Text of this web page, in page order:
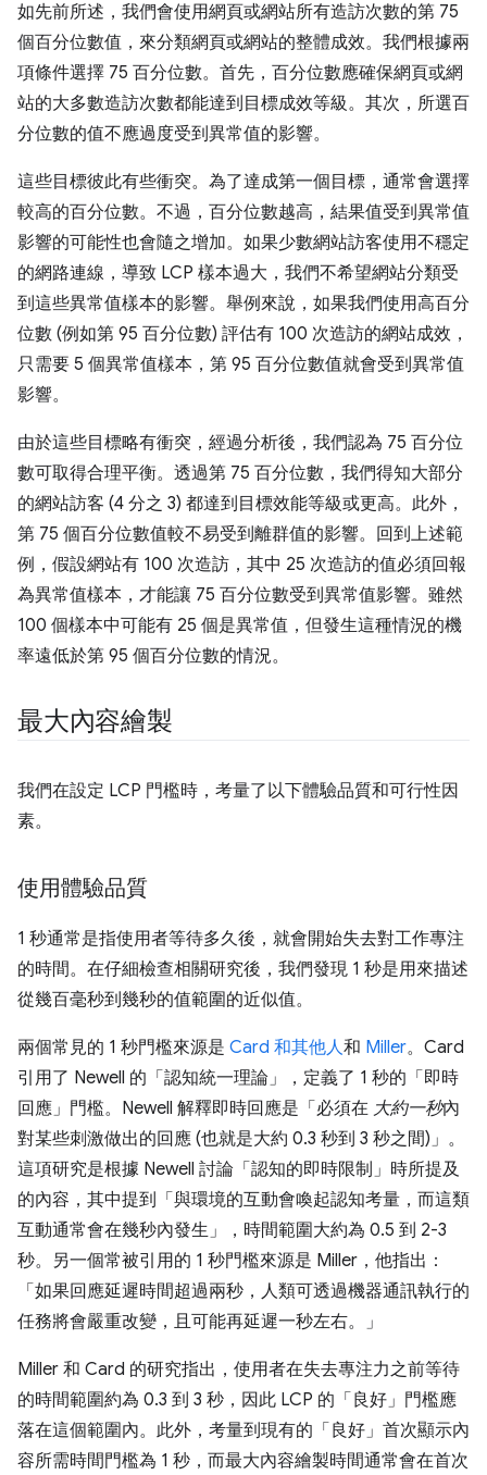
如先前所述，我們會使用網頁或網站所有造訪次數的第 75
個百分位數值，來分類網頁或網站的整體成效。我們根據兩
項條件選擇 75 百分位數。首先，百分位數應確保網頁或網
站的大多數造訪次數都能達到目標成效等級。其次，所選百
分位數的值不應過度受到異常值的影響。
這些目標彼此有些衝突。為了達成第一個目標，通常會選擇
較高的百分位數。不過，百分位數越高，結果值受到異常值
影響的可能性也會隨之增加。如果少數網站訪客使用不穩定
的網路連線，導致 LCP 樣本過大，我們不希望網站分類受
到這些異常值樣本的影響。舉例來說，如果我們使用高百分
位數 (例如第 95 百分位數) 評估有 100 次造訪的網站成效，
只需要 5 個異常值樣本，第 95 百分位數值就會受到異常值
影響。
由於這些目標略有衝突，經過分析後，我們認為 75 百分位
數可取得合理平衡。透過第 75 百分位數，我們得知大部分
的網站訪客 (4 分之 3) 都達到目標效能等級或更高。此外，
第 75 個百分位數值較不易受到離群值的影響。回到上述範
例，假設網站有 100 次造訪，其中 25 次造訪的值必須回報
為異常值樣本，才能讓 75 百分位數受到異常值影響。雖然
100 個樣本中可能有 25 個是異常值，但發生這種情況的機
率遠低於第 95 個百分位數的情況。
最大內容繪製
我們在設定 LCP 門檻時，考量了以下體驗品質和可行性因
素。
使用體驗品質
1 秒通常是指使用者等待多久後，就會開始失去對工作專注
的時間。在仔細檢查相關研究後，我們發現 1 秒是用來描述
從幾百毫秒到幾秒的值範圍的近似值。
兩個常見的 1 秒門檻來源是 Card 和其他人和 Miller。Card
引用了 Newell 的「認知統一理論」
，定義了 1 秒的「即時
回應」門檻。Newell 解釋即時回應是「必須在 大約一秒內
對某些刺激做出的回應 (也就是大約 0.3 秒到 3 秒之間)」。
這項研究是根據 Newell 討論「認知的即時限制」時所提及
的內容，其中提到「與環境的互動會喚起認知考量，而這類
互動通常會在幾秒內發生」，時間範圍大約為 0.5 到 2-3
秒。另一個常被引用的 1 秒門檻來源是 Miller，他指出：
「如果回應延遲時間超過兩秒，人類可透過機器通訊執行的
任務將會嚴重改變，且可能再延遲一秒左右。」
Miller 和 Card 的研究指出，使用者在失去專注力之前等待
的時間範圍約為 0.3 到 3 秒，因此 LCP 的「良好」門檻應
落在這個範圍內。此外，考量到現有的「良好」首次顯示內
容所需時間門檻為 1 秒，而最大內容繪製時間通常會在首次